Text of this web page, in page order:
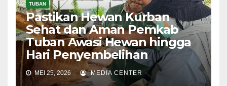
TUBAN
Pastikan Hewan Kurban
Sehat dan Aman Pemkab
Tuban Awasi Hewan hingga
Hari Penyembelihan
MEI 25, 2026 MEDIA CENTER